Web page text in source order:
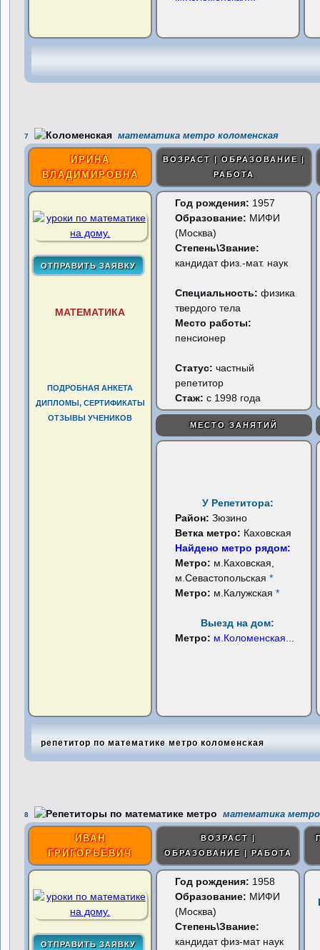
7 математика метро коломенская
ИРИНА
ВЛАДИМИРОВНА
ВОЗРАСТ | ОБРАЗОВАНИЕ |
РАБОТА
МАТЕМАТИКА
ПОДРОБНАЯ АНКЕТА
ДИПЛОМЫ, СЕРТИФИКАТЫ
ОТЗЫВЫ УЧЕНИКОВ
Год рождения: 1957
Образование: МИФИ
(Москва)
Степень\Звание:
кандидат физ.-мат. наук
Специальность: физика
твердого тела
Место работы:
пенсионер
Статус:частный
репетитор
Стаж: с 1998 года
МЕСТО ЗАНЯТИЙ
У Репетитора:
Район:Зюзино
Ветка метро: Каховская
Найдено метро рядом:
Метро: м.Каховская,
м.Севастопольская*
Метро: м.Калужская*
Выезд на дом:
Метро: м.Коломенская
репетитор по математике метро коломенская
8 математика метро
ИВАН
ГРИГОРЬЕВИЧ
ВОЗРАСТ |
ОБРАЗОВАНИЕ | РАБОТА
Год рождения: 1958
Образование: МИФИ
(Москва)
Степень\Звание:
кандидат физ-мат наук